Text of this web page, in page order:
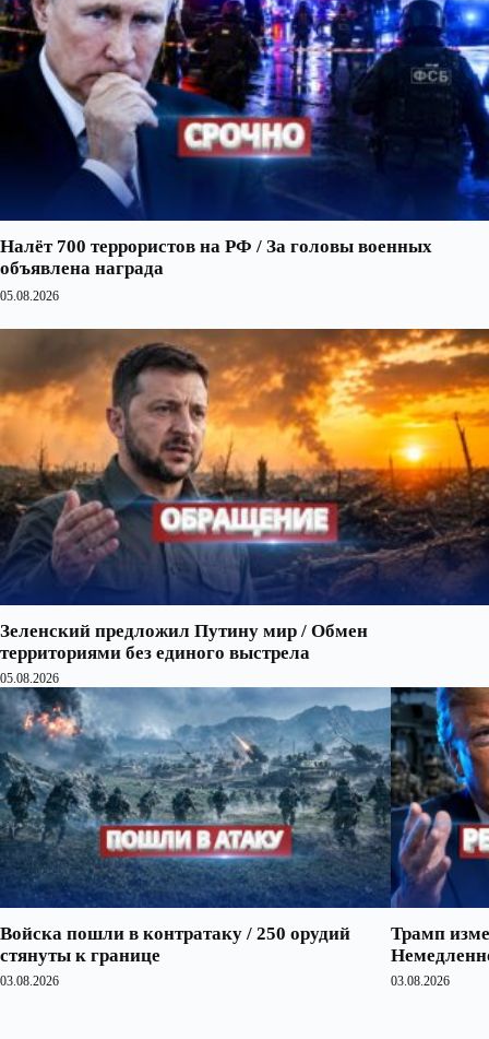
Налёт 700 террористов на РФ / За головы военных
объявлена награда
05.08.2026
Зеленский предложил Путину мир / Обмен
территориями без единого выстрела
05.08.2026
Войска пошли в контратаку / 250 орудий
стянуты к границе
03.08.2026
Трамп
03.08.2026